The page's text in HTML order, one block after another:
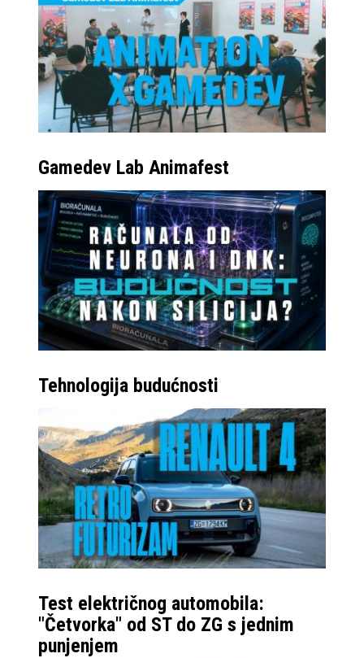
Gamedev Lab Animafest
Tehnologija budućnosti
Test električnog automobila:
"Četvorka" od ST do ZG s jednim
punjenjem